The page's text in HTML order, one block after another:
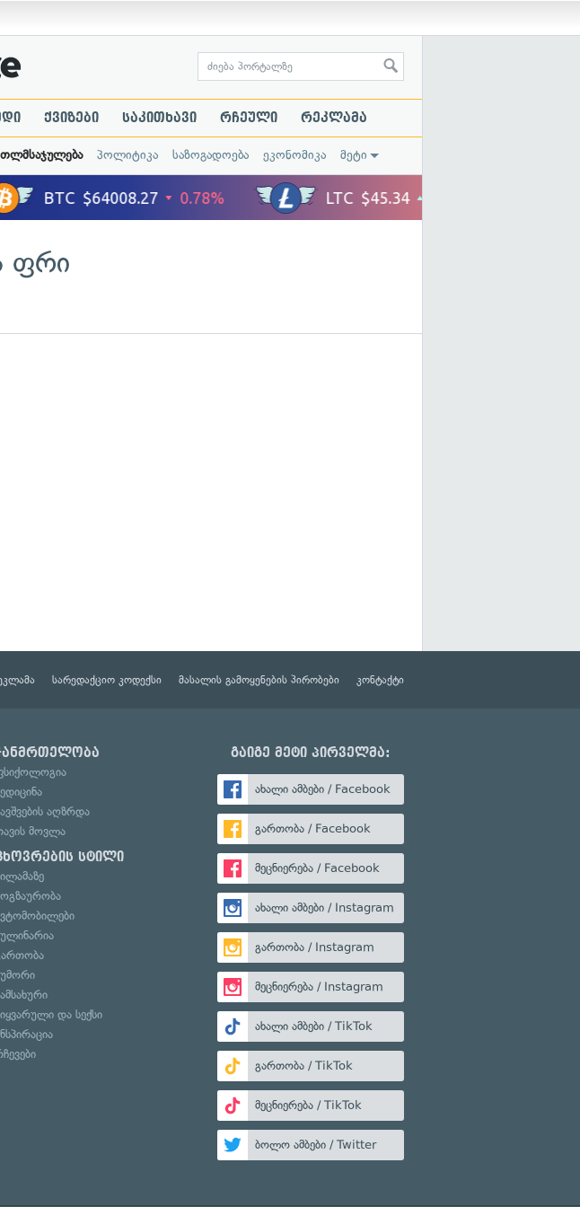
ქვიზები საკითხავი რჩეული რეკლამა
პოლიტიკა საზოგადოება ეკონომიკა მეტი
ფრი
სარედაქციო კოდექსი მასალის გამოყენების პირობები კონტაქტი
აღზრდა
მოვლა
სტილი
და სექსი
გაიგე მეტი პირველმა:
ახალი ამბები / Facebook
გართობა / Facebook
მეცნიერება / Facebook
ახალი ამბები / Instagram
გართობა / Instagram
მეცნიერება / Instagram
ახალი ამბები / TikTok
გართობა / TikTok
მეცნიერება / TikTok
ბოლო ამბები / Twitter